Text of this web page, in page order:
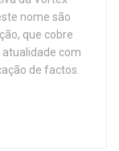
nome são
que cobre
atualidade com
de factos.